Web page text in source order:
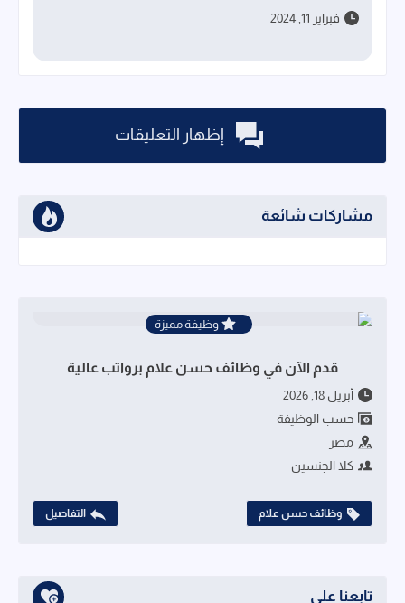
فبراير 11, 2024
إظهار التعليقات
مشاركات شائعة
وظيفة مميزة
قدم الآن في وظائف حسن علام برواتب عالية
أبريل 18, 2026
حسب الوظيفة
مصر
كلا الجنسين
وظائف حسن علام التفاصيل
تابعنا على